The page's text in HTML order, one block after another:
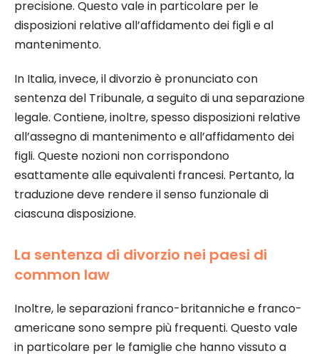
precisione. Questo vale in particolare per le
disposizioni relative all’affidamento dei figli e al
mantenimento.
In Italia, invece, il divorzio è pronunciato con
sentenza del Tribunale, a seguito di una separazione
legale. Contiene, inoltre, spesso disposizioni relative
all’assegno di mantenimento e all’affidamento dei
figli. Queste nozioni non corrispondono
esattamente alle equivalenti francesi. Pertanto, la
traduzione deve rendere il senso funzionale di
ciascuna disposizione.
La sentenza di divorzio nei paesi di
common law
Inoltre, le separazioni franco-britanniche e franco-
americane sono sempre più frequenti. Questo vale
in particolare per le famiglie che hanno vissuto a